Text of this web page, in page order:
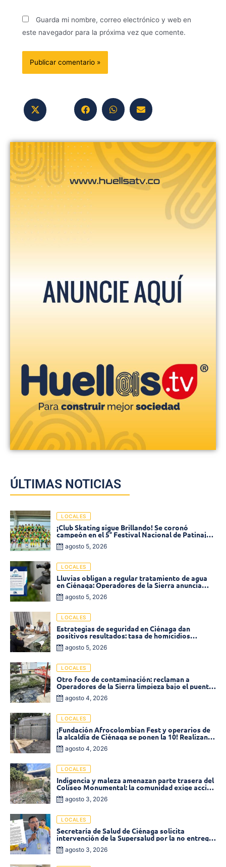
Guarda mi nombre, correo electrónico y web en
este navegador para la próxima vez que comente.
ÚLTIMAS NOTICIAS
LOCALES
¡Club Skating sigue Brillando! Se coronó
campeón en el 5° Festival Nacional de Patinaje
«Soledad sobre Ruedas»
agosto 5, 2026
LOCALES
Lluvias obligan a regular tratamiento de agua
en Ciénaga: Operadores de la Sierra anuncia
baja presión en varios sectores
agosto 5, 2026
LOCALES
Estrategias de seguridad en Ciénaga dan
positivos resultados: tasa de homicidios
disminuyó un 58% en 2026
agosto 5, 2026
LOCALES
Otro foco de contaminación: reclaman a
Operadores de la Sierra limpieza bajo el puente
de la calle 19 con carrera 11
agosto 4, 2026
LOCALES
¡Fundación Afrocolombian Fest y operarios de
la alcaldía de Ciénaga se ponen la 10! Realizan
limpieza de la parte posterior del Coliseo
Monumental
agosto 4, 2026
LOCALES
Indigencia y maleza amenazan parte trasera del
Coliseo Monumental: la comunidad exige acción
inmediata!
agosto 3, 2026
LOCALES
Secretaría de Salud de Ciénaga solicita
intervención de la Supersalud por la no entrega
de medicamentos en las EPS
agosto 3, 2026